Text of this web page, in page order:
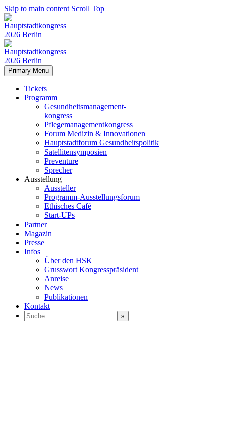
Skip to main content Scroll Top
Primary Menu
Tickets
Programm
Gesundheitsmanagement-
kongress
Pflegemanagementkongress
Forum Medizin & Innovationen
Hauptstadtforum Gesundheitspolitik
Satellitensymposien
Preventure
Sprecher
Ausstellung
Aussteller
Programm-Ausstellungsforum
Ethisches Café
Start-UPs
Partner
Magazin
Presse
Infos
Über den HSK
Grusswort Kongresspräsident
Anreise
News
Publikationen
Kontakt